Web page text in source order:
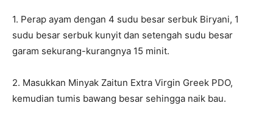
1. Perap ayam dengan 4 sudu besar serbuk Biryani, 1
sudu besar serbuk kunyit dan setengah sudu besar
garam sekurang-kurangnya 15 minit.
2. Masukkan Minyak Zaitun Extra Virgin Greek PDO,
kemudian tumis bawang besar sehingga naik bau.